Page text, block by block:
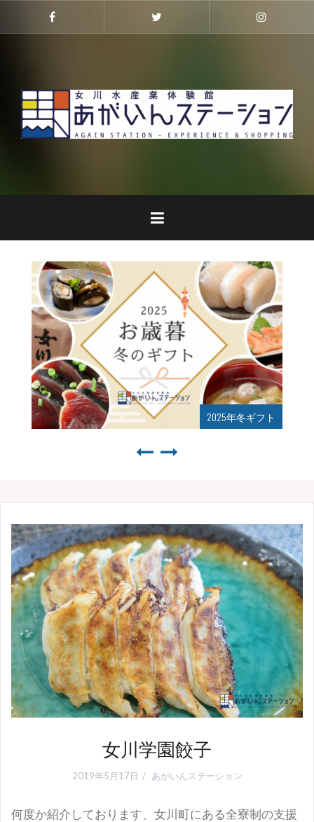
2025年夏ギフト始まりました！
女川学園餃子
2019年5月17日 あがいんステーション
何度か紹介しております、女川町にある全寮制の支援